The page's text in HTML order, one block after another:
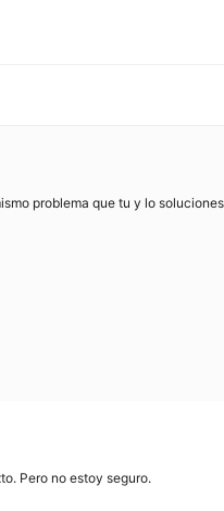
problema que tu y lo
Pero no estoy seguro.